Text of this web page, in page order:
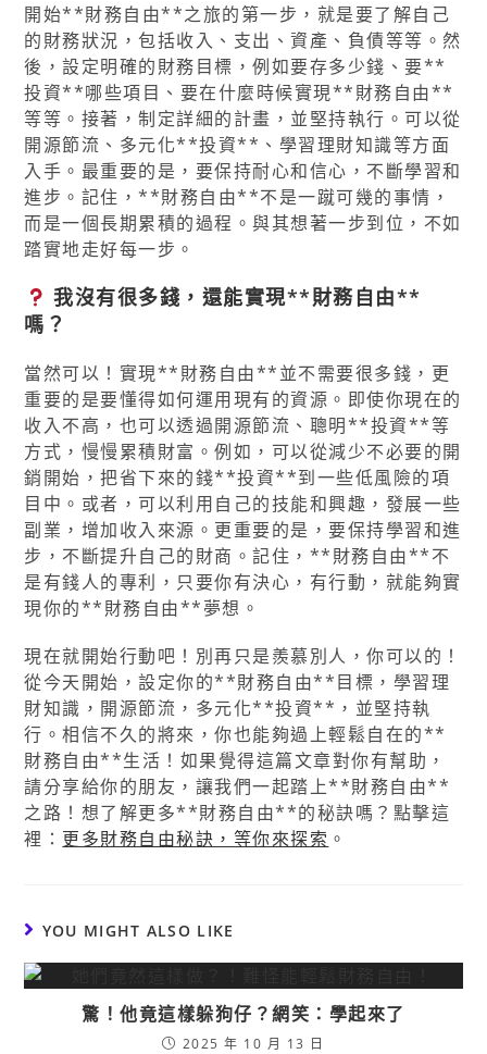
開始**財務自由**之旅的第一步，就是要了解自己
的財務狀況，包括收入、支出、資產、負債等等。然
後，設定明確的財務目標，例如要存多少錢、要**
投資**哪些項目、要在什麼時候實現**財務自由**
等等。接著，制定詳細的計畫，並堅持執行。可以從
開源節流、多元化**投資**、學習理財知識等方面
入手。最重要的是，要保持耐心和信心，不斷學習和
進步。記住，**財務自由**不是一蹴可幾的事情，
而是一個長期累積的過程。與其想著一步到位，不如
踏實地走好每一步。
我沒有很多錢，還能實現**財務自由**
嗎？
當然可以！實現**財務自由**並不需要很多錢，更
重要的是要懂得如何運用現有的資源。即使你現在的
收入不高，也可以透過開源節流、聰明**投資**等
方式，慢慢累積財富。例如，可以從減少不必要的開
銷開始，把省下來的錢**投資**到一些低風險的項
目中。或者，可以利用自己的技能和興趣，發展一些
副業，增加收入來源。更重要的是，要保持學習和進
步，不斷提升自己的財商。記住，**財務自由**不
是有錢人的專利，只要你有決心，有行動，就能夠實
現你的**財務自由**夢想。
現在就開始行動吧！別再只是羨慕別人，你可以的！
從今天開始，設定你的**財務自由**目標，學習理
財知識，開源節流，多元化**投資**，並堅持執
行。相信不久的將來，你也能夠過上輕鬆自在的**
財務自由**生活！如果覺得這篇文章對你有幫助，
請分享給你的朋友，讓我們一起踏上**財務自由**
之路！想了解更多**財務自由**的秘訣嗎？點擊這
裡： 更多財務自由秘訣，等你來探索 。
YOU MIGHT ALSO LIKE
驚！他竟這樣躲狗仔？網笑：學起來了
2025 年 10 月 13 日